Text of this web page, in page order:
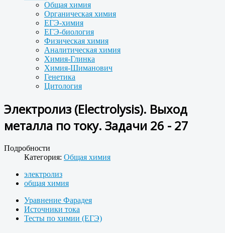
Общая химия
Органическая химия
ЕГЭ-химия
ЕГЭ-биология
Физическая химия
Аналитическая химия
Химия-Глинка
Химия-Шиманович
Генетика
Цитология
Электролиз (Electrolysis). Выход
металла по току. Задачи 26 - 27
Подробности
Категория: Общая химия
электролиз
общая химия
Уравнение Фарадея
Источники тока
Тесты по химии (ЕГЭ)